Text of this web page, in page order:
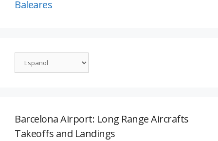
Baleares
Barcelona Airport: Long Range Aircrafts
Takeoffs and Landings